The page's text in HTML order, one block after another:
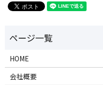
HOME
会社概要